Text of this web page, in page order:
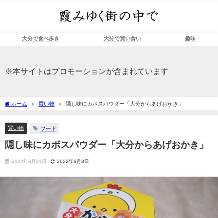
大分で食べ歩き 大分で買い食い 趣味
※本サイトはプロモーションが含まれています
ホーム 買い物 隠し味にカボスパウダー「大分からあげおかき」
買い物 フード
隠し味にカボスパウダー「大分からあげおかき」
2022年6月21日 2022年6月8日